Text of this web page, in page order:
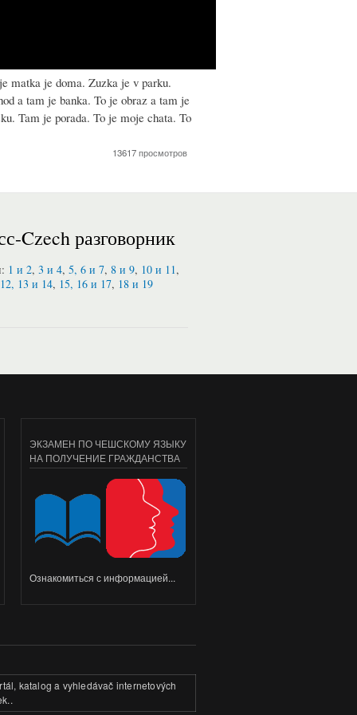
matka je doma. Zuzka je v parku.
a tam je banka. To je obraz a tam je
Tam je porada. To je moje chata. To
13617 просмотров
Czech разговорник
1 и 2, 3 и 4, 5, 6 и 7, 8 и 9, 10 и 11,
12, 13 и 14, 15, 16 и 17, 18 и 19
ЭКЗАМЕН ПО ЧЕШСКОМУ ЯЗЫКУ
НА ПОЛУЧЕНИЕ ГРАЖДАНСТВА
Ознакомиться с информацией...